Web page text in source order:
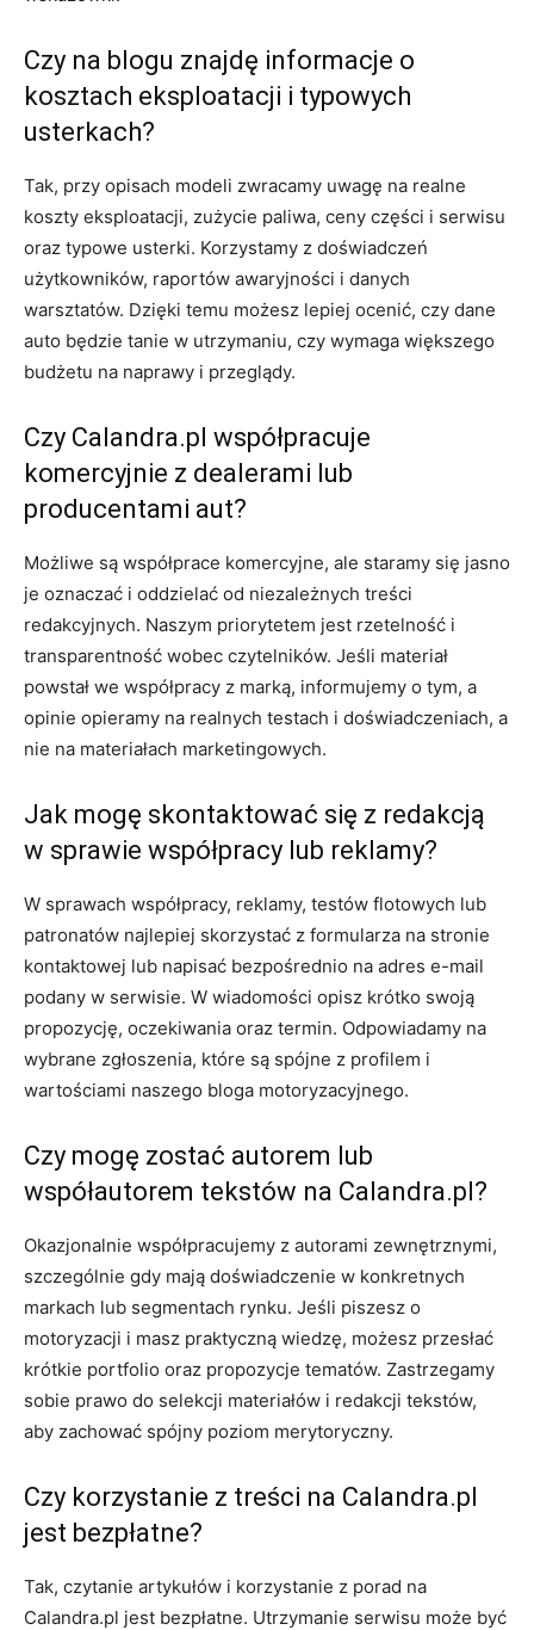
Czy na blogu znajdę informacje o
kosztach eksploatacji i typowych
usterkach?
Tak, przy opisach modeli zwracamy uwagę na realne
koszty eksploatacji, zużycie paliwa, ceny części i serwisu
oraz typowe usterki. Korzystamy z doświadczeń
użytkowników, raportów awaryjności i danych
warsztatów. Dzięki temu możesz lepiej ocenić, czy dane
auto będzie tanie w utrzymaniu, czy wymaga większego
budżetu na naprawy i przeglądy.
Czy Calandra.pl współpracuje
komercyjnie z dealerami lub
producentami aut?
Możliwe są współprace komercyjne, ale staramy się jasno
je oznaczać i oddzielać od niezależnych treści
redakcyjnych. Naszym priorytetem jest rzetelność i
transparentność wobec czytelników. Jeśli materiał
powstał we współpracy z marką, informujemy o tym, a
opinie opieramy na realnych testach i doświadczeniach, a
nie na materiałach marketingowych.
Jak mogę skontaktować się z redakcją
w sprawie współpracy lub reklamy?
W sprawach współpracy, reklamy, testów flotowych lub
patronatów najlepiej skorzystać z formularza na stronie
kontaktowej lub napisać bezpośrednio na adres e-mail
podany w serwisie. W wiadomości opisz krótko swoją
propozycję, oczekiwania oraz termin. Odpowiadamy na
wybrane zgłoszenia, które są spójne z profilem i
wartościami naszego bloga motoryzacyjnego.
Czy mogę zostać autorem lub
współautorem tekstów na Calandra.pl?
Okazjonalnie współpracujemy z autorami zewnętrznymi,
szczególnie gdy mają doświadczenie w konkretnych
markach lub segmentach rynku. Jeśli piszesz o
motoryzacji i masz praktyczną wiedzę, możesz przesłać
krótkie portfolio oraz propozycje tematów. Zastrzegamy
sobie prawo do selekcji materiałów i redakcji tekstów,
aby zachować spójny poziom merytoryczny.
Czy korzystanie z treści na Calandra.pl
jest bezpłatne?
Tak, czytanie artykułów i korzystanie z porad na
Calandra.pl jest bezpłatne. Utrzymanie serwisu może być